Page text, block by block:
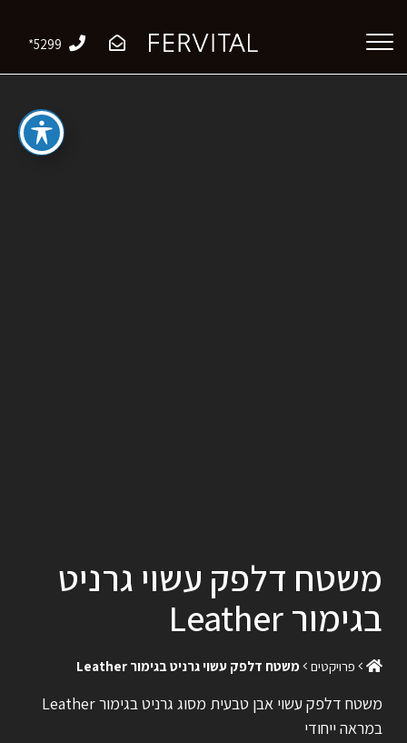
*5299
משטח דלפק עשוי גרניט
בגימור Leather
פרויקטים משטח דלפק עשוי גרניט בגימור Leather
משטח דלפק עשוי אבן טבעית מסוג גרניט בגימור Leather
במראה ייחודי